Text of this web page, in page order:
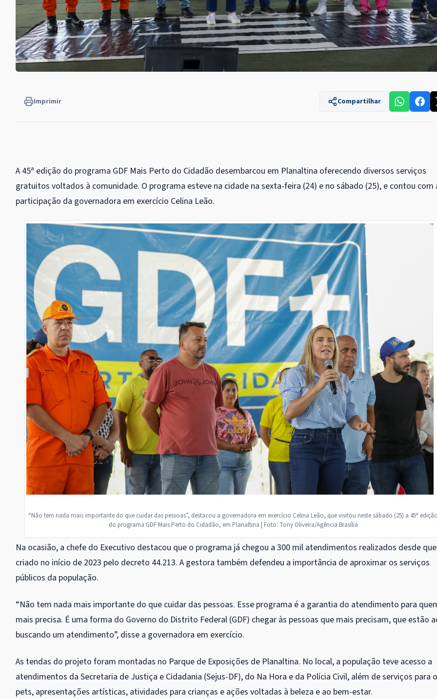
Imprimir Compartilhar
A 45ª edição do programa GDF Mais Perto do Cidadão desembarcou em Planaltina oferecendo diversos serviços
gratuitos voltados à comunidade. O programa esteve na cidade na sexta-feira (24) e no sábado (25), e contou com
participação da governadora em exercício Celina Leão.
“Não tem nada mais importante do que cuidar das pessoas”, destacou a governadora em exercício Celina Leão, que visitou neste sábado (25) a 45ª
do programa GDF Mais Perto do Cidadão, em Planaltina | Foto: Tony Oliveira/Agência Brasília
Na ocasião, a chefe do Executivo destacou que o programa já chegou a 300 mil atendimentos realizados desde
criado no início de 2023 pelo decreto 44.213. A gestora também defendeu a importância de aproximar os serviços
públicos da população.
“Não tem nada mais importante do que cuidar das pessoas. Esse programa é a garantia do atendimento para
mais precisa. É uma forma do Governo do Distrito Federal (GDF) chegar às pessoas que mais precisam, que estão
buscando um atendimento”, disse a governadora em exercício.
As tendas do projeto foram montadas no Parque de Exposições de Planaltina. No local, a população teve acesso a
atendimentos da Secretaria de Justiça e Cidadania (Sejus-DF), do Na Hora e da Polícia Civil, além de serviços para
pets, apresentações artísticas, atividades para crianças e ações voltadas à beleza e ao bem-estar.